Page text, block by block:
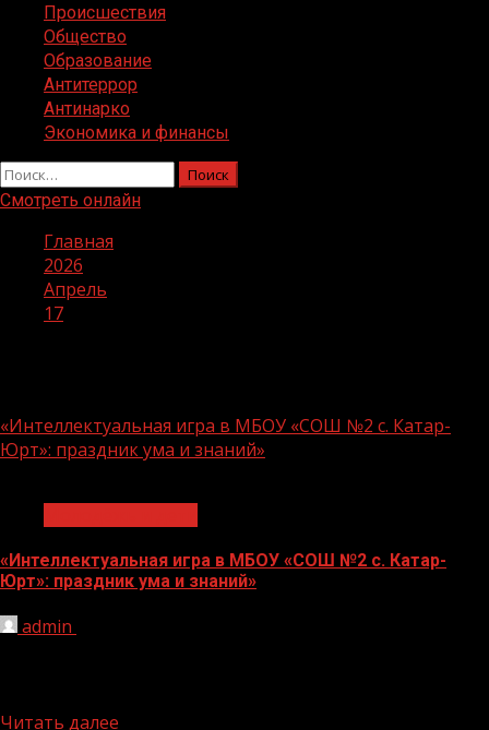
Происшествия
Общество
Образование
Антитеррор
Антинарко
Экономика и финансы
Найти:
Смотреть онлайн
Главная
2026
Апрель
17
«Интеллектуальная игра в МБОУ «СОШ №2 с. Катар-
Юрт»: праздник ума и знаний»
«Интеллектуальная игра в МБОУ «СОШ №2 с. Катар-
Юрт»: праздник ума и знаний»
admin
Читать далее